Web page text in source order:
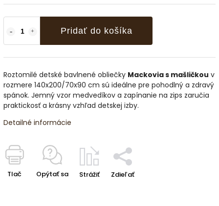
Pridať do košíka
Roztomilé detské bavlnené obliečky Mackovia s mašličkou v
rozmere 140x200/70x90 cm sú ideálne pre pohodlný a zdravý
spánok. Jemný vzor medvedíkov a zapínanie na zips zaručia
praktickosť a krásny vzhľad detskej izby.
Detailné informácie
Tlač Opýtať sa Strážiť Zdieľať